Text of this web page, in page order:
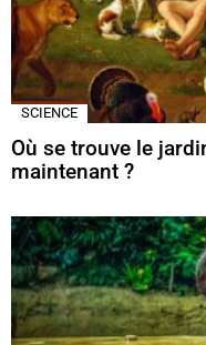
SCIENCE
Où se trouve le
maintenant ?